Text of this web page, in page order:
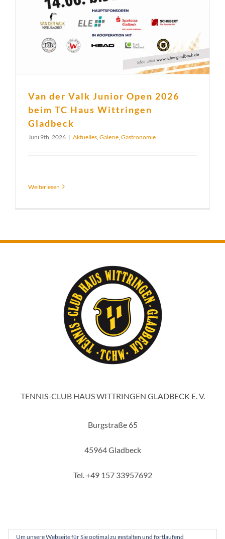
Van der Valk Junior Open 2026
beim TC Haus Wittringen
Gladbeck
Juni 9th. 2026 | Aktuelles Galerie Gastronomie
Weiterlesen
TENNIS-CLUB HAUS WITTRINGEN GLADBECK E. V.
Burgstraße 65
45964 Gladbeck
Tel. +49 157 33957692
Um unsere Webseite für Sie optimal zu gestalten und fortlaufend